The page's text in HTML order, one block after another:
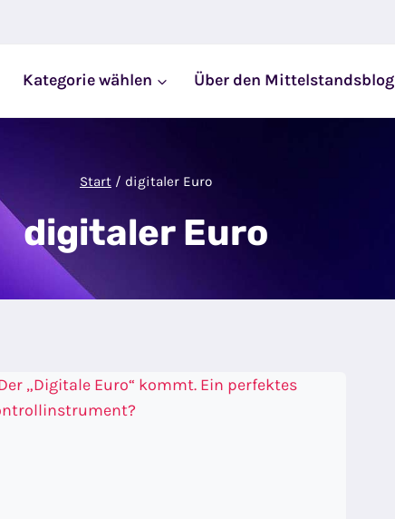
Kategorie wählen Über den Mittelstandsblog
Start / digitaler Euro
digitaler Euro